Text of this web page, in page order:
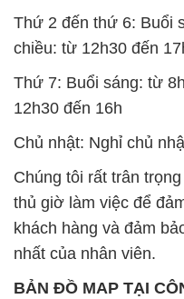
SẢN PHẨM TƯƠNG